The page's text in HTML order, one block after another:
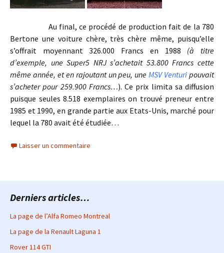
Au final, ce procédé de production fait de la 780
Bertone une voiture chère, très chère même, puisqu’elle
s’offrait moyennant 326.000 Francs en 1988 (à titre
d’exemple, une Super5 NRJ s’achetait 53.800 Francs cette
même année, et en rajoutant un peu, uneMSV Venturi pouvait
s’acheter pour 259.900 Francs…). Ce prix limita sa diffusion
puisque seules 8.518 exemplaires on trouvé preneur entre
1985 et 1990, en grande partie aux Etats-Unis, marché pour
lequel la 780 avait été étudiée…
Laisser un commentaire
Derniers articles…
La page de l’Alfa Romeo Montreal
La page de la Renault Laguna 1
Rover 114 GTI